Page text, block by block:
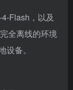
Flash，以及
全离线的环境
备。